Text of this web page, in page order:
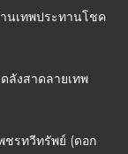
นเทพประทานโชค
ลังสาดลายเทพ
ชรทวีทรัพย์ (ดอก